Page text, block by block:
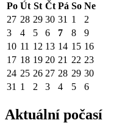
Po Út St Čt Pá So Ne
27 28 29 30 31 1
2
3
4 5 6 7 8
9
10 11 12 13 14 15 16
17 18 19 20 21 22 23
24 25 26 27 28 29 30
31 1 2 3 4 5 6
Aktuální počasí